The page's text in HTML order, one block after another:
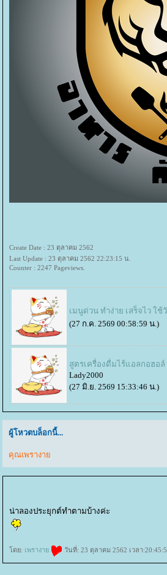
Create Date : 23 ตุลาคม 2562
Last Update : 23 ตุลาคม 2562 22:23:15 น.
Counter : 2247 Pageviews.
เมนูด่วน ทำง่าย เสร็จไว ใ
(27 ก.ค. 2569 00:58:59 น.)
สูตรเครื่องดื่มไร้แอลกอฮอ
Lady2000
(27 มิ.ย. 2569 15:33:46 น.)
ผู้โหวตบล็อกนี้...
คุณเพรางา
น่าลองประยุกต์ทำตามบ้างค่ะ
ดย: เพรางา วันที่: 23 ตุลาคม 2562 เวลา